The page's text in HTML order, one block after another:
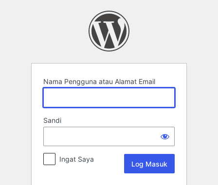
Nama Pengguna atau Alamat Email
Sandi
Ingat Saya